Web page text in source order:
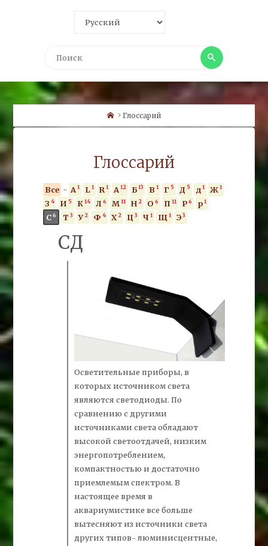
Поиск
HomeГлоссарий
Глоссарий
Все - A 1 L 1 R 1 А 12 Б 13 В 1 Г 5 Д 5 д 1 Ж 1
З 4 И 5 К 14 Л 6 М 11 Н 2 О 6 П 11 Р 6 р 1
С 6 Т 3 У 2 Ф 4 Х 2 Ц 3 Ч 1 Щ 1 Э 3
СД
Осветительные приборы, в
которых источником света
являются светодиоды. По
сравнению с другими
источниками света обладают
высокой светоотдачей, низким
энергопотреблением,
компактностью и достаточно
приемлемым спектром. В
настоящее время в
аквариумистике все больше
вытесняют из источники света
других типов- люминисцентные,